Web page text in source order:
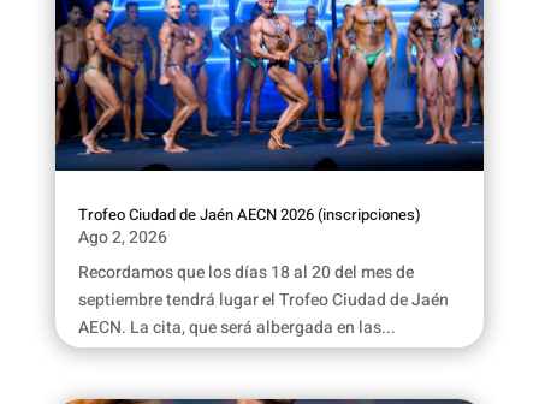
Trofeo Ciudad de Jaén AECN 2026 (inscripciones)
Ago 2, 2026
Recordamos que los días 18 al 20 del mes de
septiembre tendrá lugar el Trofeo Ciudad de Jaén
AECN. La cita, que será albergada en las...